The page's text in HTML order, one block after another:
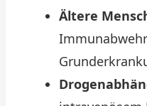
Ältere